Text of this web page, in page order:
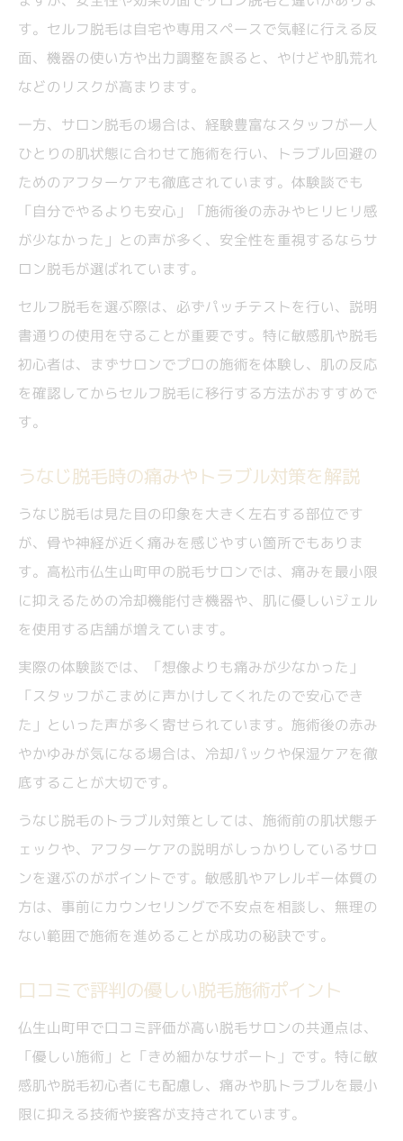
す。セルフ脱毛は自宅や専用スペースで気軽に行える反
面、機器の使い方や出力調整を誤ると、やけどや肌荒れ
などのリスクが高まります。
一方、サロン脱毛の場合は、経験豊富なスタッフが一人
ひとりの肌状態に合わせて施術を行い、トラブル回避の
ためのアフターケアも徹底されています。体験談でも
「自分でやるよりも安心」「施術後の赤みやヒリヒリ感
が少なかった」との声が多く、安全性を重視するならサ
ロン脱毛が選ばれています。
セルフ脱毛を選ぶ際は、必ずパッチテストを行い、説明
書通りの使用を守ることが重要です。特に敏感肌や脱毛
初心者は、まずサロンでプロの施術を体験し、肌の反応
を確認してからセルフ脱毛に移行する方法がおすすめで
す。
うなじ脱毛時の痛みやトラブル対策を解説
うなじ脱毛は見た目の印象を大きく左右する部位です
が、骨や神経が近く痛みを感じやすい箇所でもありま
す。高松市仏生山町甲の脱毛サロンでは、痛みを最小限
に抑えるための冷却機能付き機器や、肌に優しいジェル
を使用する店舗が増えています。
実際の体験談では、「想像よりも痛みが少なかった」
「スタッフがこまめに声かけしてくれたので安心でき
た」といった声が多く寄せられています。施術後の赤み
やかゆみが気になる場合は、冷却パックや保湿ケアを徹
底することが大切です。
うなじ脱毛のトラブル対策としては、施術前の肌状態チ
ェックや、アフターケアの説明がしっかりしているサロ
ンを選ぶのがポイントです。敏感肌やアレルギー体質の
方は、事前にカウンセリングで不安点を相談し、無理の
ない範囲で施術を進めることが成功の秘訣です。
口コミで評判の優しい脱毛施術ポイント
仏生山町甲で口コミ評価が高い脱毛サロンの共通点は、
「優しい施術」と「きめ細かなサポート」です。特に敏
感肌や脱毛初心者にも配慮し、痛みや肌トラブルを最小
限に抑える技術や接客が支持されています。